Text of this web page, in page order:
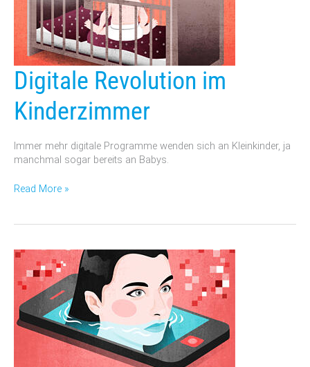
Digitale Revolution im
Kinderzimmer
Immer mehr digitale Programme wenden sich an Kleinkinder, ja
manchmal sogar bereits an Babys.
Digitale
Revolution
im
Kinderzimmer
Read More »